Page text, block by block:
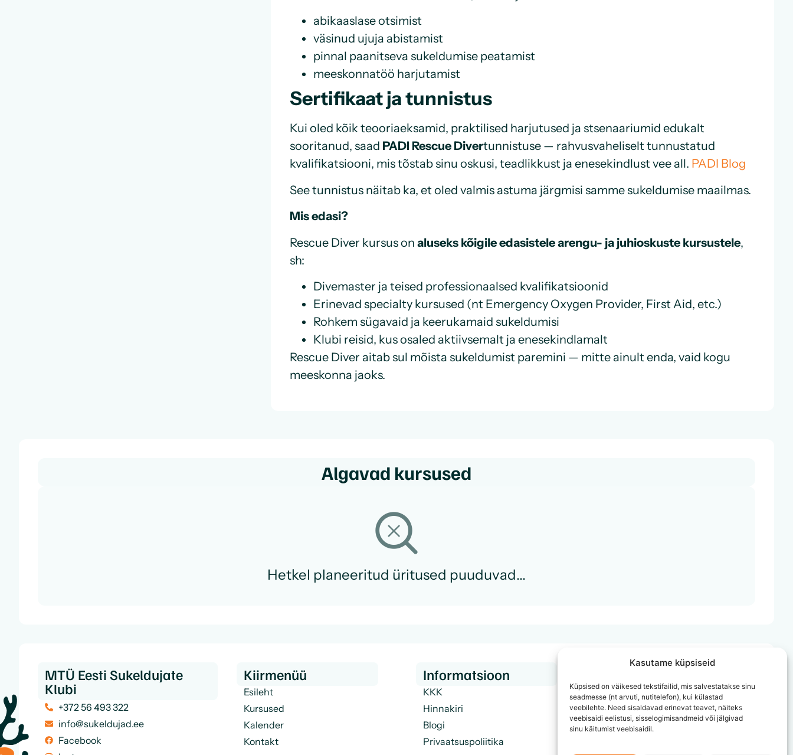
Kasutame küpsiseid
Küpsised on väikesed tekstifailid, mis salvestatakse sinu
seadmesse (nt arvuti, nutitelefon), kui külastad
veebilehte. Need sisaldavad erinevat teavet, näiteks
veebisaidi eelistusi, sisselogimisandmeid või jälgivad
sinu käitumist veebisaidil.
abikaaslase otsimist
väsinud ujuja abistamist
pinnal paanitseva sukeldumise peatamist
meeskonnatöö harjutamist
Sertifikaat ja tunnistus
Kui oled kõik teooriaeksamid, praktilised harjutused ja stsenaariumid edukalt
sooritanud, saad PADI Rescue Divertunnistuse — rahvusvaheliselt tunnustatud
kvalifikatsiooni, mis tõstab sinu oskusi, teadlikkust ja enesekindlust vee all. PADI Blog
See tunnistus näitab ka, et oled valmis astuma järgmisi samme sukeldumise maailmas.
Mis edasi?
Rescue Diver kursus on aluseks kõigile edasistele arengu- ja juhioskuste kursustele,
sh:
Divemaster ja teised professionaalsed kvalifikatsioonid
Erinevad specialty kursused (nt Emergency Oxygen Provider, First Aid, etc.)
Rohkem sügavaid ja keerukamaid sukeldumisi
Klubi reisid, kus osaled aktiivsemalt ja enesekindlamalt
Rescue Diver aitab sul mõista sukeldumist paremini — mitte ainult enda, vaid kogu
meeskonna jaoks.
Algavad kursused
Hetkel planeeritud üritused puuduvad...
MTÜ Eesti Sukeldujate
Klubi
+372 56 493 322
info@sukeldujad.ee
Facebook
Kiirmenüü
Esileht
Kursused
Kalender
Kontakt
Informatsioon
KKK
Hinnakiri
Blogi
Privaatsuspoliitika
Liitu meie uudiskirjaga ning hoia
end kursis meie tegemiste ja
ettevõtmistega!